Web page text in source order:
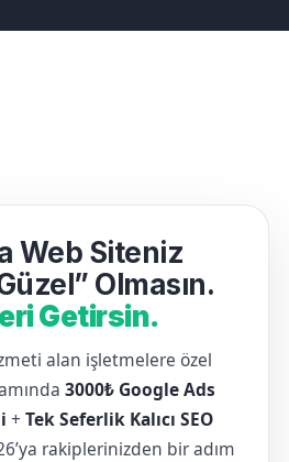
Web Siteniz
Olmasın.
Getirsin.
alan işletmelere özel
3000₺ Google Ads
+ Tek Seferlik Kalıcı SEO
rakiplerinizden bir adım